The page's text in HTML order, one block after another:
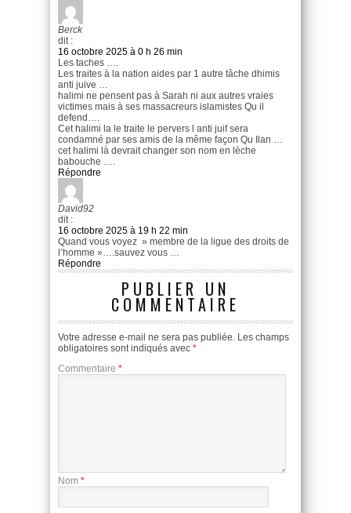
Berck
dit :
16 octobre 2025 à 0 h 26 min
Les taches ….
Les traites à la nation aides par 1 autre tâche dhimis
anti juive …
halimi ne pensent pas à Sarah ni aux autres vraies
victimes mais à ses massacreurs islamistes Qu il
defend….
Cet halimi la le traite le pervers l anti juif sera
condamné par ses amis de la même façon Qu Ilan …
cet halimi là devrait changer son nom en lèche
babouche ….
Répondre
David92
dit :
16 octobre 2025 à 19 h 22 min
Quand vous voyez » membre de la ligue des droits de
l’homme »….sauvez vous …
Répondre
PUBLIER UN
COMMENTAIRE
Votre adresse e-mail ne sera pas publiée. Les champs
obligatoires sont indiqués avec *
Commentaire *
Nom *